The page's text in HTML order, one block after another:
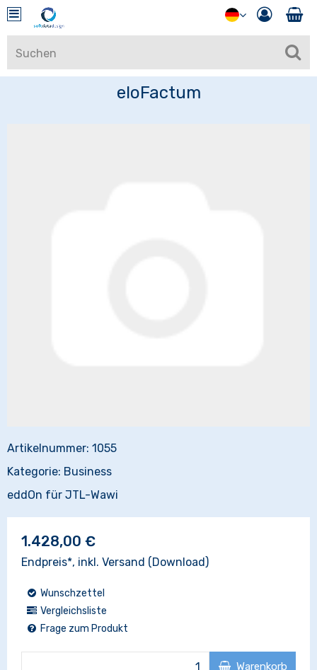
eloFactum
Artikelnummer: 1055
Kategorie: Business
eddOn für JTL-Wawi
1.428,00 €
Endpreis*, inkl. Versand (Download)
Wunschzettel
Vergleichsliste
Frage zum Produkt
Warenkorb